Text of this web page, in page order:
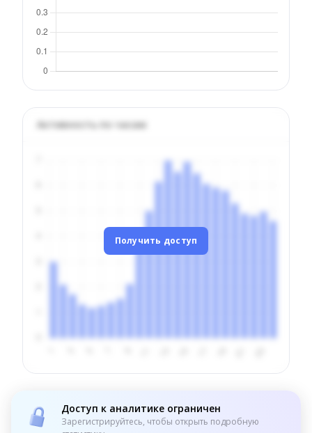
Активность по часам
Получить доступ
Доступ к аналитике ограничен
Зарегистрируйтесь, чтобы открыть подробную